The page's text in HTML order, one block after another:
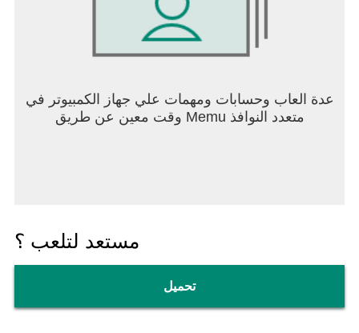
عدة العاب وحسابات ومهمات علي جهاز الكمبيوتر في
وقت معين عن طريق Memu متعدد النوافذ
مستعد لتلعب ؟
تحميل